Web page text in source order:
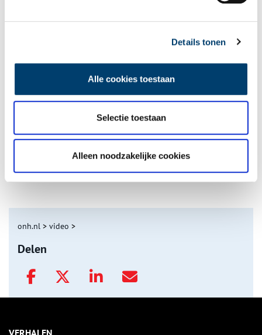
Details tonen
Alle cookies toestaan
Selectie toestaan
Alleen noodzakelijke cookies
Nederlandse autofabrieken van vroeger
onh.nl > video >
Delen
VERHALEN